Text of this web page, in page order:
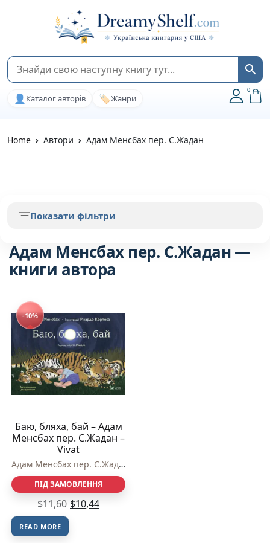
👤 Каталог авторів 🏷️Жанри
0
Home Автори Адам Менсбах пер. С.Жадан
Адам Менсбах пер. С.Жадан —
книги автора
-10%
Баю, бляха, бай – Адам
Менсбах пер. С.Жадан –
Vivat
Адам Менсбах пер. С.Жадан
ПІД ЗАМОВЛЕННЯ
$11,60 $10,44
READ MORE
Показати фільтри